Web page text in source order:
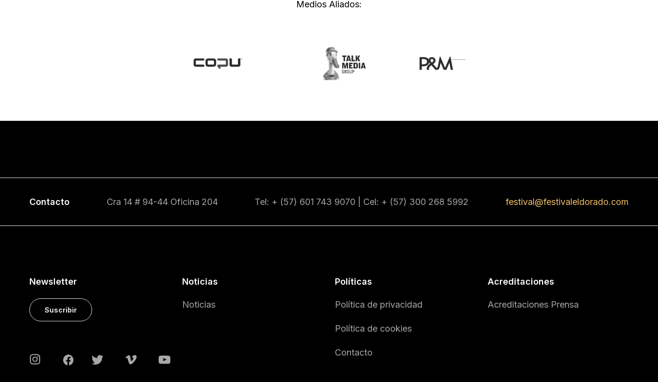
Medios Aliados:
Contacto Cra 14 # 94-44 Oficina 204 Tel: + (57) 601 743 9070 | Cel: + (57) 300 268 5992 festival@festivaleldorado.com
Newsletter
Suscribir
Noticias
Noticias
Políticas
Política de privacidad
Política de cookies
Contacto
Acreditaciones
Acreditaciones Prensa